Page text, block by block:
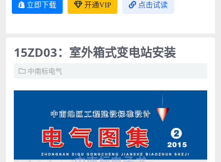
立即下载 开通VIP 点击试读
15ZD03：室外箱式变电站安装
中南标电气